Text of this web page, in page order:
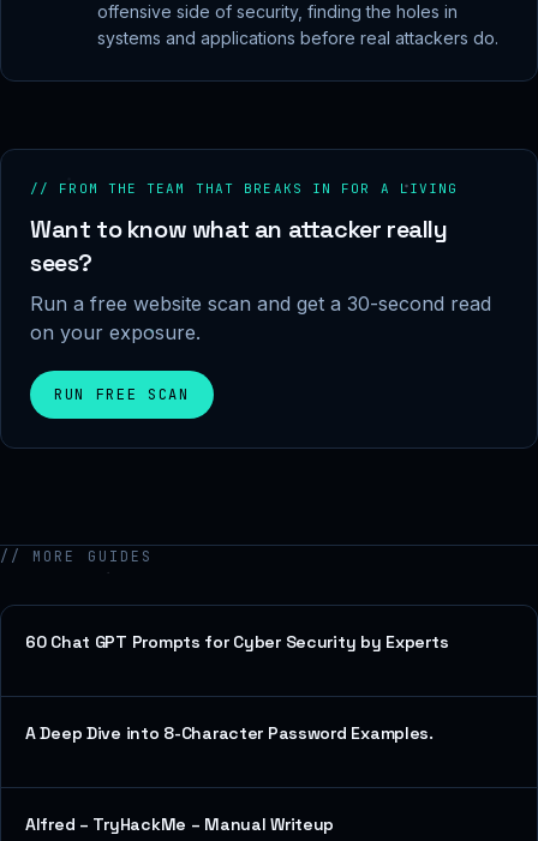
offensive side of security, finding the holes in
systems and applications before real attackers do.
// FROM THE TEAM THAT BREAKS IN FOR A LIVING
Want to know what an attacker really
sees?
Run a free website scan and get a 30-second read
on your exposure.
RUN FREE SCAN
// MORE GUIDES
60 Chat GPT Prompts for Cyber Security by Experts
A Deep Dive into 8-Character Password Examples.
Alfred – TryHackMe – Manual Writeup